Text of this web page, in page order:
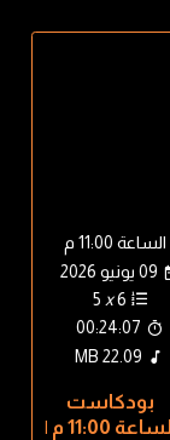
الساعة 11:00 م
09 يونيو 2026
6
x
5
00:24:07
22.09 MB
بودكاست
الساعة 11:00 م |